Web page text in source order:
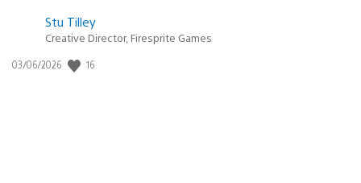
Postée
:
Stu Tilley
Creative Director, Firesprite Games
Date
03/06/2026 16